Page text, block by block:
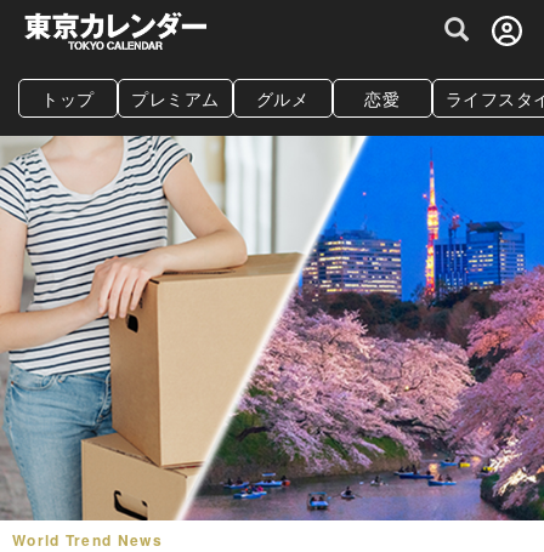
グルメ情報・プレミアムレストラン予約
トップ プレミアム グルメ 恋愛 ライフスタ
World Trend News